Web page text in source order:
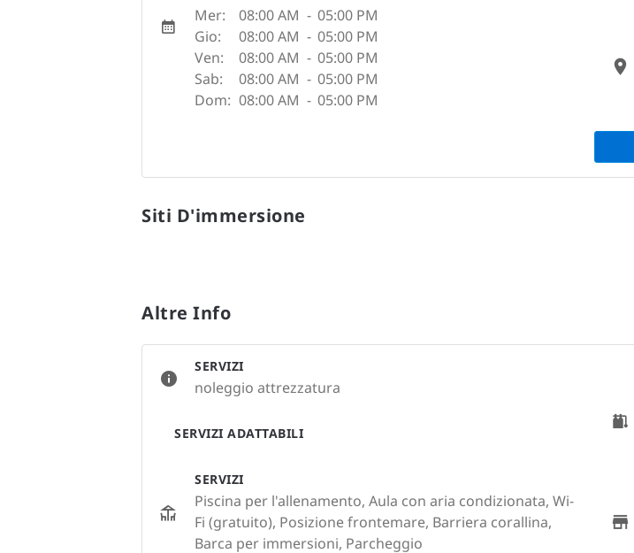
Mer:
08:00 AM - 05:00 PM
Gio:
08:00 AM - 05:00 PM
Ven:
08:00 AM - 05:00 PM
Sab:
08:00 AM - 05:00 PM
Dom: 08:00 AM - 05:00 PM
Siti D'immersione
Altre Info
SERVIZI
noleggio attrezzatura
SERVIZI ADATTABILI
SERVIZI
Piscina per l'allenamento, Aula con aria condizionata, Wi-
Fi (gratuito), Posizione frontemare, Barriera corallina,
Barca per immersioni, Parcheggio